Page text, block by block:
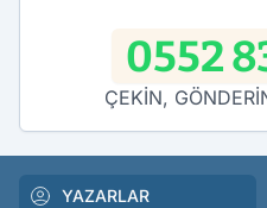
0552
ÇEKİN,
YAZARLAR